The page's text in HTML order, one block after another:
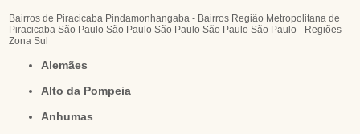
Bairros de Piracicaba Pindamonhangaba - Bairros Região Metropolitana de
Piracicaba São Paulo São Paulo São Paulo São PauloSão Paulo - Regiões
Zona Sul
Alemães
Alto da Pompeia
Anhumas